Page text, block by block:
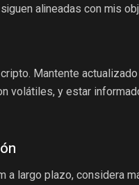
alineadas con mis
Mantente
volátiles, y estar
a largo plazo, considera